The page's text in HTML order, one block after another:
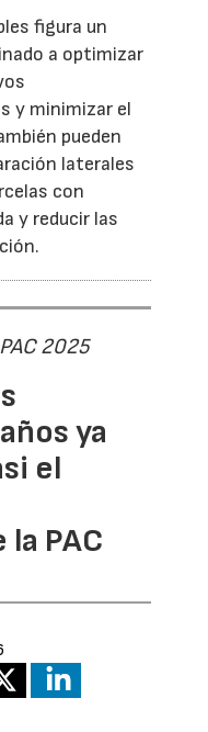
figura un
a optimizar
y minimizar el
pueden
laterales
con
y reducir las
2025
ya
el
PAC